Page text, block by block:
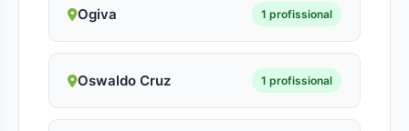
Ogiva 1 profissional
Oswaldo Cruz 1 profissional